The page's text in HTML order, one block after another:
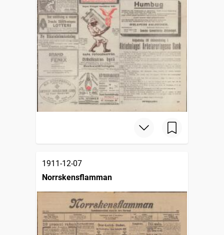
1911-12-07
Norrskensflamman